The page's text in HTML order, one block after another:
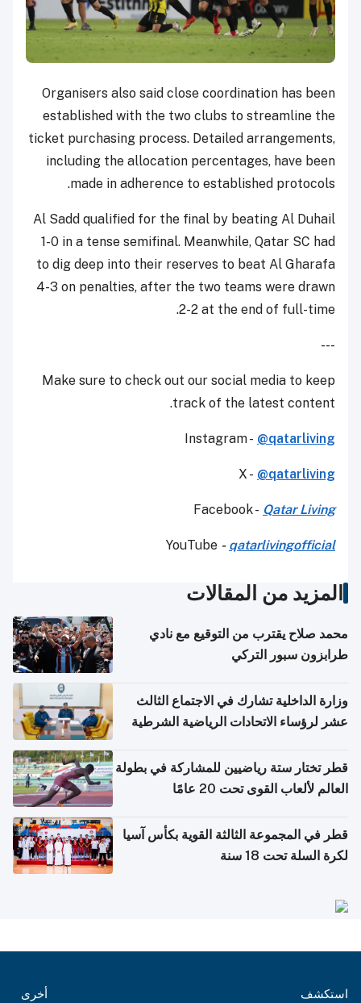
Organisers also said close coordination has been
established with the two clubs to streamline the
ticket purchasing process. Detailed arrangements,
including the allocation percentages, have been
made in adherence to established protocols.
Al Sadd qualified for the final by beating Al Duhail
1-0 in a tense semifinal. Meanwhile, Qatar SC had
to dig deep into their reserves to beat Al Gharafa
4-3 on penalties, after the two teams were drawn
2-2 at the end of full-time.
---
Make sure to check out our social media to keep
track of the latest content.
Instagram - @qatarliving
X - @qatarliving
Facebook - Qatar Living
YouTube - qatarlivingofficial
المزيد من المقالات
محمد صلاح يقترب من التوقيع مع نادي
طرابزون سبور التركي
وزارة الداخلية تشارك في الاجتماع الثالث
عشر لرؤساء الاتحادات الرياضية الشرطية
قطر تختار ستة رياضيين للمشاركة في بطولة
العالم لألعاب القوى تحت 20 عامًا
قطر في المجموعة الثالثة القوية بكأس آسيا
لكرة السلة تحت 18 سنة
استكشف أخرى